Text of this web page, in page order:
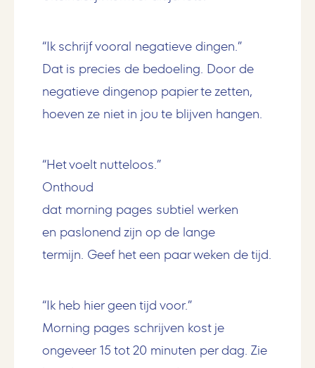
“Ik schrijf vooral negatieve dingen.”
Dat is precies de bedoeling. Door de
negatieve dingenop papier te zetten,
hoeven ze niet in jou te blijven hangen.
“Het voelt nutteloos.”
Onthoud
dat morning pages subtiel werken
en paslonend zijn op de lange
termijn. Geef het een paar weken de tijd.
“Ik heb hier geen tijd voor.”
Morning pages schrijven kost je
ongeveer 15 tot 20 minuten per dag. Zie